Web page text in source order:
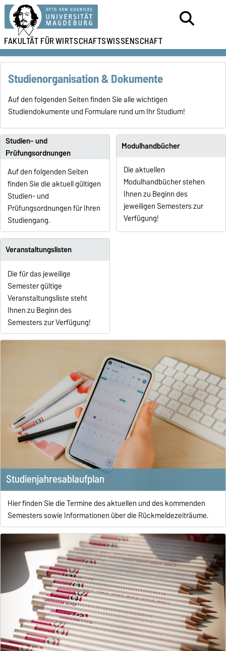
FAKULTÄT FÜRWIRTSCHAFTSWISSENSCHAFT
Studienorganisation & Dokumente
Auf den folgenden Seiten finden Sie alle wichtigen
Studiendokumente und Formulare rund um Ihr Studium!
Studien- und
Prüfungsordnungen
Auf den folgenden Seiten
finden Sie die aktuell gültigen
Studien- und
Prüfungsordnungen für Ihren
Studiengang.
Modulhandbücher
Die aktuellen
Modulhandbücher stehen
Ihnen zu Beginn des
jeweiligen Semesters zur
Verfügung!
Veranstaltungslisten
Die für das jeweilige
Semester gültige
Veranstaltungsliste steht
Ihnen zu Beginn des
Semesters zur Verfügung!
Studienjahresablaufplan
Hier finden Sie die Termine des aktuellen und des kommenden
Semesters sowie Informationen über die Rückmeldezeiträume.